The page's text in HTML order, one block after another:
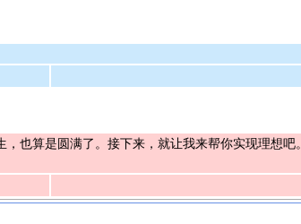
也算是圆满了。接下来，就让我来帮你实现理想吧